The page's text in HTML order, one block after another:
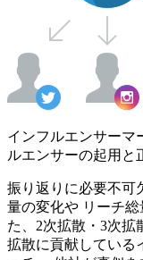
インフルエンサーマ
ルエンサーの起用と
振り返りに必要不可
量の変化や リーチ
た、2次拡散・3次拡
拡散に貢献している